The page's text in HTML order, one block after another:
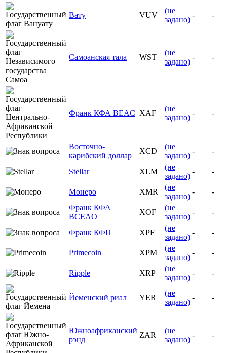
Вату VUV
(не
задано)
- -
Самоанская тала WST
(не
задано)
- -
Франк КФА BEAC XAF
(не
задано)
- -
Восточно-
карибский доллар
XCD
(не
задано)
- -
Stellar XLM
(не
задано)
- -
Монеро XMR
(не
задано)
-
-
Франк КФА
BCEAO
XOF
(не
задано)
- -
Франк КФП XPF
(не
задано)
- -
Primecoin XPM
(не
задано)
- -
Ripple XRP
(не
задано)
- -
Йеменский риал YER
(не
задано)
- -
Южноафриканский
рэнд
ZAR
(не
задано)
- -